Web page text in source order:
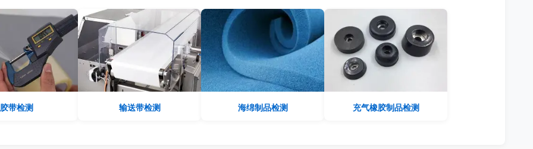
胶带检测 输送带检测 海绵制品检测 充气橡胶制品检测